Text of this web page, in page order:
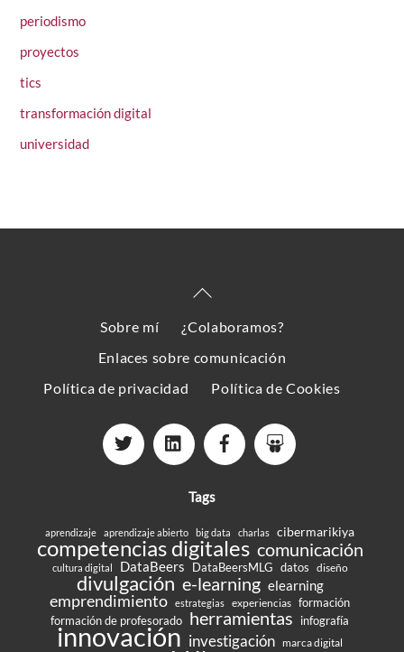
periodismo
proyectos
tics
transformación digital
universidad
Back
Top
Sobre mí
¿Colaboramos?
Enlaces sobre comunicación
Política de privacidad
Política de Cookies
Tags
aprendizaje aprendizaje abierto big data charlas cibermarikiya
competencias digitales comunicación
cultura digital DataBeers DataBeersMLG datos diseño
divulgación e-learning elearning
emprendimiento estrategias experiencias formación
formación de profesorado herramientas infografía
innovación investigación marca digital